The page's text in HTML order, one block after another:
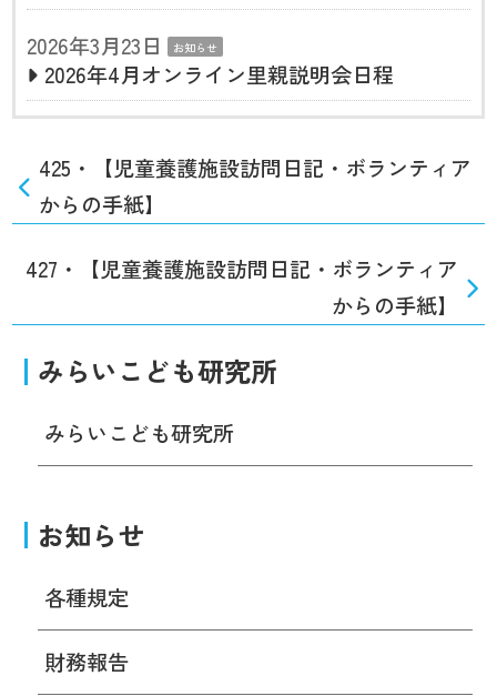
2026年3月23日
お知らせ
2026年4月オンライン里親説明会日程
425・【児童養護施設訪問日記・ボランティア
からの手紙】
427・【児童養護施設訪問日記・ボランティア
からの手紙】
みらいこども研究所
みらいこども研究所
お知らせ
各種規定
財務報告